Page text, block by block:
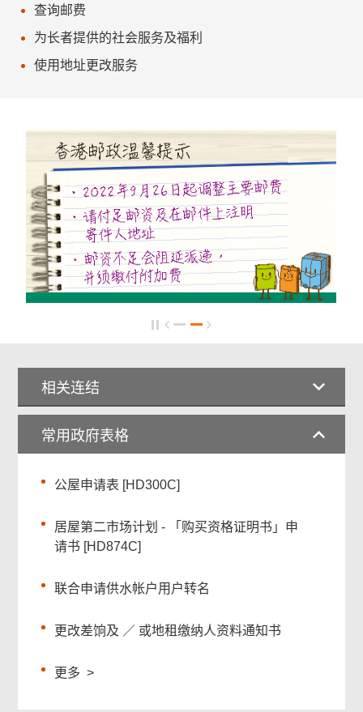
查询邮费
为长者提供的社会服务及福利
使用地址更改服务
相关连结
常用政府表格
公屋申请表 [HD300C]
居屋第二市场计划 - 「购买资格证明书」申
请书 [HD874C]
联合申请供水帐户用户转名
更改差饷及 ／ 或地租缴纳人资料通知书
更多 >